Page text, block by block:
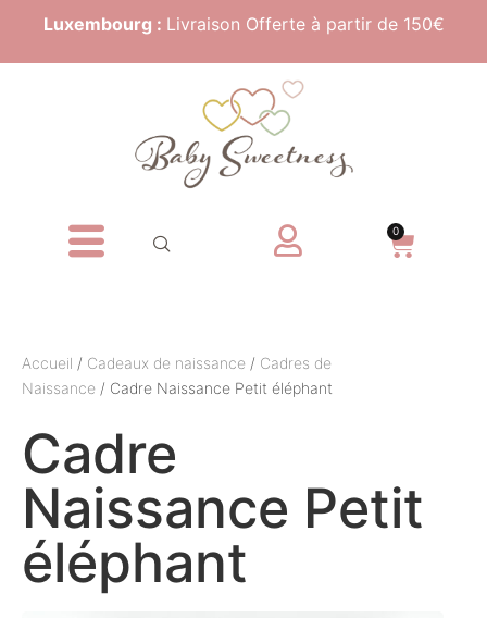
Luxembourg : Livraison Offerte à partir de 150€
0
Accueil / Cadeaux de naissance / Cadres de
Naissance / Cadre Naissance Petit éléphant
Cadre
Naissance Petit
éléphant